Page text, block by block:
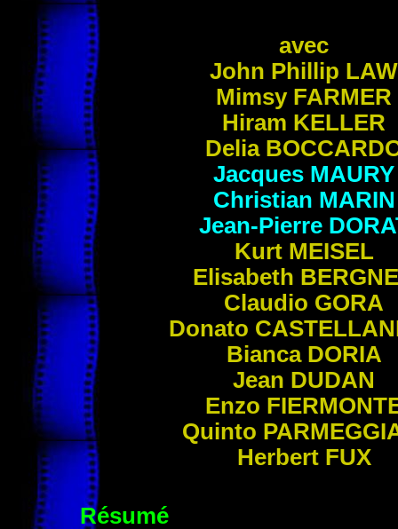
avec
John Phillip LAW
Mimsy FARMER
Hiram KELLER
Delia
Jacques MAURY
Christian MARIN
Jean-Pierre
Kurt MEISEL
Elisabeth
Claudio GORA
Donato
Bianca DORIA
Jean DUDAN
Enzo
Quinto
Herbert FUX
Résumé